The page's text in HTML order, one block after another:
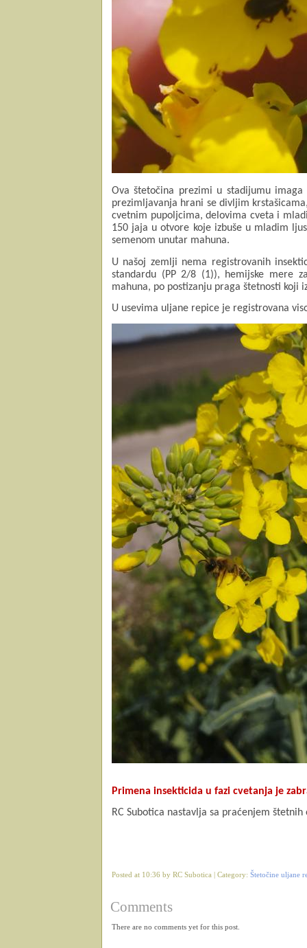
Ova štetočina prezimi u stadijumu
prezimljavanja hrani se divljim
cvetnim pupoljcima, delovima cveta i
150 jaja u otvore koje izbuše u mladim
semenom unutar mahuna.
U našoj zemlji nema registrovanih
standardu (PP 2/8 (1)), hemijske mere
mahuna, po postizanju praga štetnosti
U usevima uljane repice je registrovana
Primena insekticida u fazi cvetanja je
RC Subotica nastavlja sa praćenjem
Posted at 10:36 by RC Subotica | Category: Štetočine uljane
Comments
There are no comments yet for this post.